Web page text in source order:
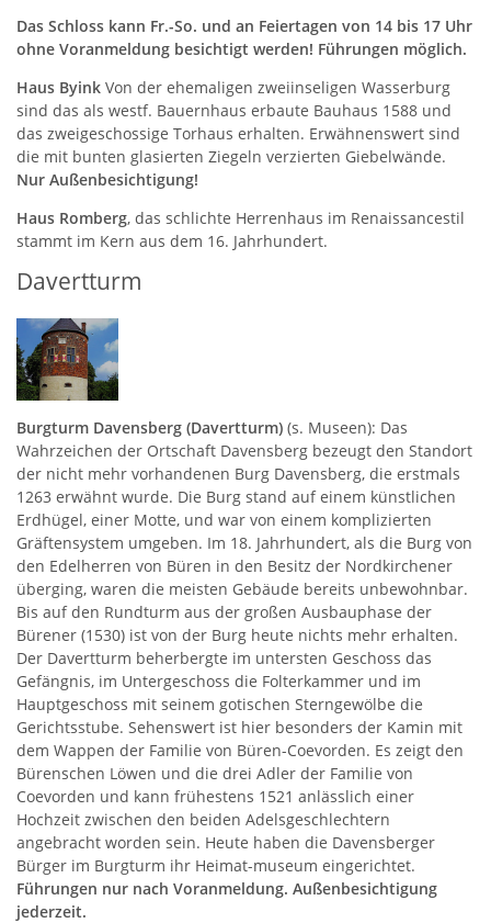
Das Schloss kann Fr.-So. und an Feiertagen von 14 bis 17 Uhr
ohne Voranmeldung besichtigt werden! Führungen möglich.
Haus Byink Von der ehemaligen zweiinseligen Wasserburg
sind das als westf. Bauernhaus erbaute Bauhaus 1588 und
das zweigeschossige Torhaus erhalten. Erwähnenswert sind
die mit bunten glasierten Ziegeln verzierten Giebelwände.
Nur Außenbesichtigung!
Haus Romberg, das schlichte Herrenhaus im Renaissancestil
stammt im Kern aus dem 16. Jahrhundert.
Davertturm
Burgturm Davensberg (Davertturm) (s. Museen): Das
Wahrzeichen der Ortschaft Davensberg bezeugt den Standort
der nicht mehr vorhandenen Burg Davensberg, die erstmals
1263 erwähnt wurde. Die Burg stand auf einem künstlichen
Erdhügel, einer Motte, und war von einem komplizierten
Gräftensystem umgeben. Im 18. Jahrhundert, als die Burg von
den Edelherren von Büren in den Besitz der Nordkirchener
überging, waren die meisten Gebäude bereits unbewohnbar.
Bis auf den Rundturm aus der großen Ausbauphase der
Bürener (1530) ist von der Burg heute nichts mehr erhalten.
Der Davertturm beherbergte im untersten Geschoss das
Gefängnis, im Untergeschoss die Folterkammer und im
Hauptgeschoss mit seinem gotischen Sterngewölbe die
Gerichtsstube. Sehenswert ist hier besonders der Kamin mit
dem Wappen der Familie von Büren-Coevorden. Es zeigt den
Bürenschen Löwen und die drei Adler der Familie von
Coevorden und kann frühestens 1521 anlässlich einer
Hochzeit zwischen den beiden Adelsgeschlechtern
angebracht worden sein. Heute haben die Davensberger
Bürger im Burgturm ihr Heimat-museum eingerichtet.
Führungen nur nach Voranmeldung. Außenbesichtigung
jederzeit.